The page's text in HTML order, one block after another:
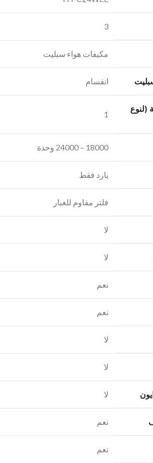
3
مكيفات هواء سبليت
انقسام
(لنوع
1
18000 – 24000 وحدة
بارد فقط
فلتر مقاوم للغبار
لا
لا
نعم
نعم
لا
لا
لا
نعم
نعم